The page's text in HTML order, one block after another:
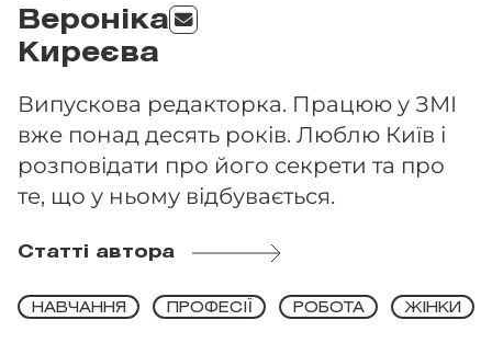
Вероніка
Киреєва
Випускова редакторка. Працюю у ЗМІ
вже понад десять років. Люблю Київ і
розповідати про його секрети та про
те, що у ньому відбувається.
Статті автора
НАВЧАННЯ ПРОФЕСІЇ РОБОТА ЖІНКИ